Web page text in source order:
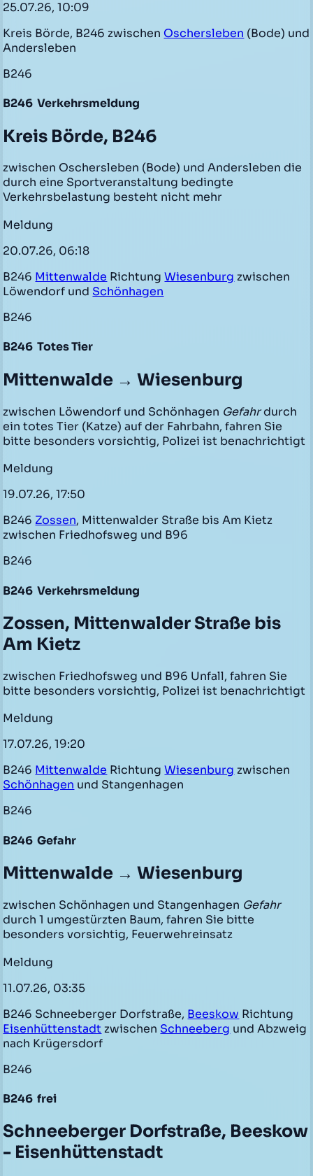
25.07.26, 10:09
Kreis Börde, B246 zwischen Oschersleben (Bode) und
Andersleben
B246
B246 Verkehrsmeldung
Kreis Börde, B246
zwischen Oschersleben (Bode) und Andersleben die
durch eine Sportveranstaltung bedingte
Verkehrsbelastung besteht nicht mehr
Meldung
20.07.26, 06:18
B246 Mittenwalde RichtungWiesenburg zwischen
Löwendorf und Schönhagen
B246
B246 Totes Tier
Mittenwalde → Wiesenburg
zwischen Löwendorf und Schönhagen Gefahrdurch
ein totes Tier (Katze) auf der Fahrbahn, fahren Sie
bitte besonders vorsichtig, Polizei ist benachrichtigt
Meldung
19.07.26, 17:50
B246 Zossen, Mittenwalder Straße bis Am Kietz
zwischen Friedhofsweg und B96
B246
B246 Verkehrsmeldung
Zossen, Mittenwalder Straße bis
Am Kietz
zwischen Friedhofsweg und B96 Unfall, fahren Sie
bitte besonders vorsichtig, Polizei ist benachrichtigt
Meldung
17.07.26, 19:20
B246 Mittenwalde RichtungWiesenburg zwischen
Schönhagen und Stangenhagen
B246
B246 Gefahr
Mittenwalde → Wiesenburg
zwischen Schönhagen und Stangenhagen Gefahr
durch 1 umgestürzten Baum, fahren Sie bitte
besonders vorsichtig, Feuerwehreinsatz
Meldung
11.07.26, 03:35
B246 Schneeberger Dorfstraße, Beeskow Richtung
Eisenhüttenstadt zwischen Schneeberg und Abzweig
nach Krügersdorf
B246
B246 frei
Schneeberger Dorfstraße, Beeskow
- Eisenhüttenstadt